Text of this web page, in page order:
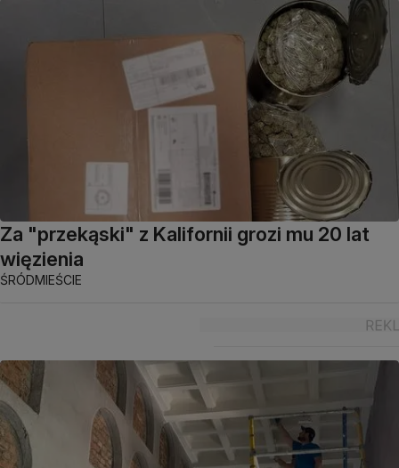
Za "przekąski" z Kalifornii grozi mu 20 lat
więzienia
ŚRÓDMIEŚCIE